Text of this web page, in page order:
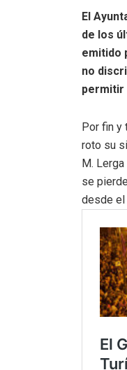
El
de los
emitido
no
permitir
Por fin y
roto su
M.
se
desde el